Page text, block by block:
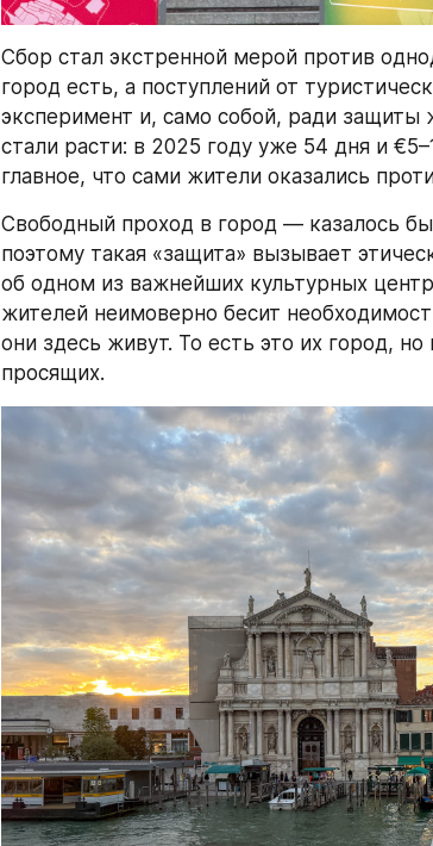
Сбор стал экстренной мерой против
город есть, а поступлений от
эксперимент и, само собой, ради
стали расти: в 2025 году уже 54 дня и
главное, что сами жители оказались
Свободный проход в город — казалось
поэтому такая «защита» вызывает
об одном из важнейших культурных
жителей неимоверно бесит
они здесь живут. То есть это их город,
просящих.